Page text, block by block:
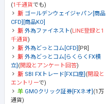
(1千通貨でも)
ゴールデンウェイジャパン[商品
CFD][商品KO]
外為ファイネスト(LINE登録と1
千通貨)
外為どっとコム[CFD] [PR]
外為どっとコム[らくらくFX積
立] (開設とアンケート回答)
SBI FXトレード[FX口座] (開設と
エントリーで)
GMOクリック証券[FXネオ] (1万
通貨)